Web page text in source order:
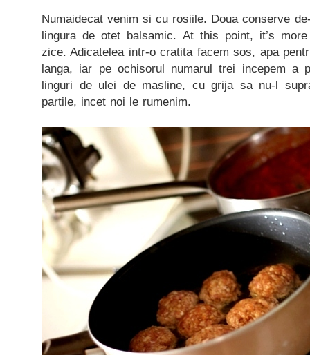
Numaidecat venim si cu rosiile. Doua conserve
lingura de otet balsamic. At this point, it’s
zice. Adicatelea intr-o cratita facem sos, apa
langa, iar pe ochisorul numarul trei incepem a
linguri de ulei de masline, cu grija sa nu-l
partile, incet noi le rumenim.